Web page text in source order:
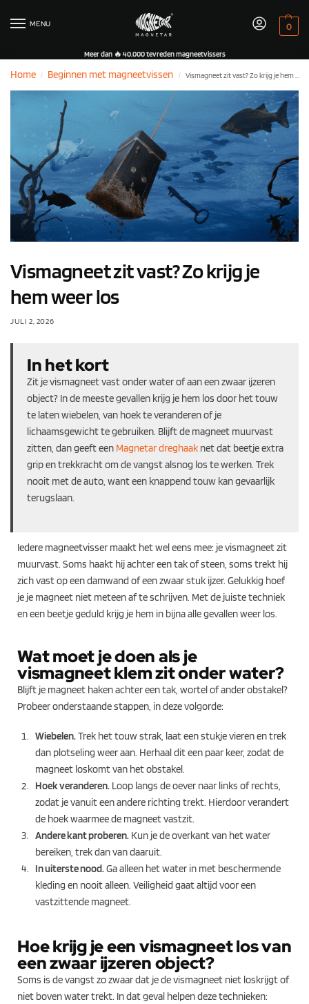
MENU 0
Meer dan 🔥 40.000 tevreden magneetvissers
Home / Beginnen met magneetvissen / Vismagneet zit vast? Zo krijg je hem weer los
Vismagneet zit vast? Zo krijg je
hem weer los
JULI 2, 2026
In het kort
Zit je vismagneet vast onder water of aan een zwaar ijzeren
object? In de meeste gevallen krijg je hem los door het touw
te laten wiebelen, van hoek te veranderen of je
lichaamsgewicht te gebruiken. Blijft de magneet muurvast
zitten, dan geeft een Magnetar dreghaak net dat beetje extra
grip en trekkracht om de vangst alsnog los te werken. Trek
nooit met de auto, want een knappend touw kan gevaarlijk
terugslaan.
Iedere magneetvisser maakt het wel eens mee: je vismagneet zit
muurvast. Soms haakt hij achter een tak of steen, soms trekt hij
zich vast op een damwand of een zwaar stuk ijzer. Gelukkig hoef
je je magneet niet meteen af te schrijven. Met de juiste techniek
en een beetje geduld krijg je hem in bijna alle gevallen weer los.
Wat moet je doen als je
vismagneet klem zit onder water?
Blijft je magneet haken achter een tak, wortel of ander obstakel?
Probeer onderstaande stappen, in deze volgorde:
Wiebelen.Trek het touw strak, laat een stukje vieren en trek
dan plotseling weer aan. Herhaal dit een paar keer, zodat de
magneet loskomt van het obstakel.
Hoek veranderen. Loop langs de oever naar links of rechts,
zodat je vanuit een andere richting trekt. Hierdoor verandert
de hoek waarmee de magneet vastzit.
Andere kant proberen. Kun je de overkant van het water
bereiken, trek dan van daaruit.
In uiterste nood.Ga alleen het water in met beschermende
kleding en nooit alleen. Veiligheid gaat altijd voor een
vastzittende magneet.
Hoe krijg je een vismagneet los van
een zwaar ijzeren object?
Soms is de vangst zo zwaar dat je de vismagneet niet loskrijgt of
niet boven water trekt. In dat geval helpen deze technieken: